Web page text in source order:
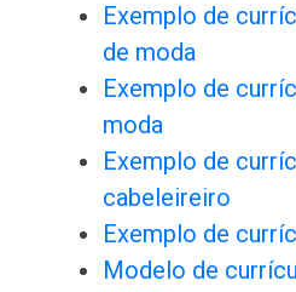
Exemplo de
de moda
Exemplo de
moda
Exemplo de
cabeleireiro
Exemplo de
Modelo de